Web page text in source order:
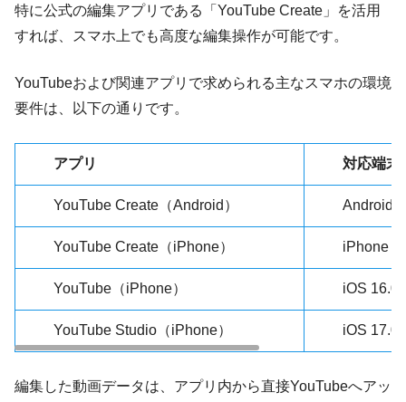
特に公式の編集アプリである「YouTube Create」を活用
すれば、スマホ上でも高度な編集操作が可能です。
YouTubeおよび関連アプリで求められる主なスマホの環境
要件は、以下の通りです。
アプリ 対応端末
YouTube Create（Android） Android
YouTube Create（iPhone） iPhone
YouTube（iPhone） iOS 16.0
YouTube Studio（iPhone） iOS 17.0
編集した動画データは、アプリ内から直接YouTubeへアッ